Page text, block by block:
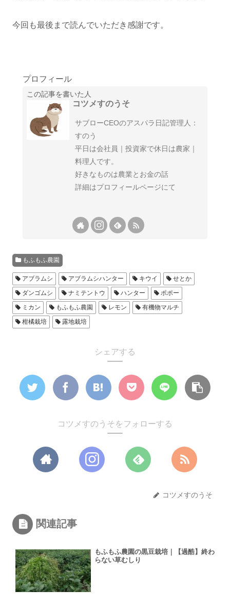
今回も最後まで読んでいただき感謝です。
プロフィール
この記事を書いた人
コツメすのうそ
サブローCEOのアスパラ日記管理人：
すのう
平日は会社員｜投資家で休日は農家｜
料理人です。
好きなものは農業とお金の話
詳細はプロフィールページにて
もふもふ農園
アブラムシ アブラムシハンター キウイ
せとか
ダンゴムシ
ナミテントウ ハンター
ポポー
ミカン
もふもふ農園 レモン
有機物マルチ
柑橘栽培
露地栽培
シェアする
コツメすのうそをフォローする
コツメすのうそ
関連記事
もふもふ農園の黒豆栽培｜【過酷】終わ
らない草むしり